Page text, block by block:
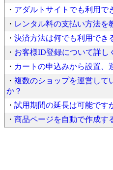
・ アダルトサイトでも利用で
・ レンタル料の支払い方法を
・ 決済方法は何でも利用でき
・ お客様ID登録について詳し
・ カートの申込みから設置、
・ 複数のショップを運営して
か？
・ 試用期間の延長は可能です
・ 商品ページを自動で作成す